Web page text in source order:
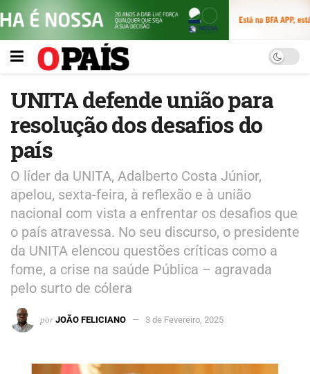
UNITA defende união para
resolução dos desafios do
país
O líder da UNITA, Adalberto Costa Júnior,
apelou, sexta-feira, à reflexão e à união
nacional com vista a enfrentar os desafios que
o país atravessa. No seu discurso, o presidente
da UNITA elencou questões críticas como a
fome, a crise na saúde Pública – agravada
pelo surto de cólera
por JOÃO FELICIANO 3 de Fevereiro, 2025